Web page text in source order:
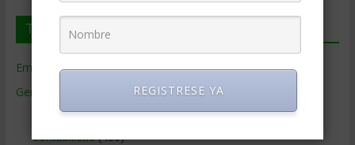
Temas de Gerencia
Empresas de Gerencia(38)
Gerencia
Ciencias Económicas(80)
Contabilidad(466)
REGISTRESE YA